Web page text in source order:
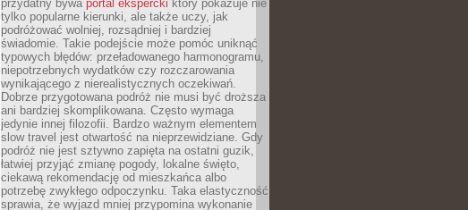
przydatny bywa portal ekspercki który pokazuje nie
tylko popularne kierunki, ale także uczy, jak
podróżować wolniej, rozsądniej i bardziej
świadomie. Takie podejście może pomóc uniknąć
typowych błędów: przeładowanego harmonogramu,
niepotrzebnych wydatków czy rozczarowania
wynikającego z nierealistycznych oczekiwań.
Dobrze przygotowana podróż nie musi być droższa
ani bardziej skomplikowana. Często wymaga
jedynie innej filozofii. Bardzo ważnym elementem
slow travel jest otwartość na nieprzewidziane. Gdy
podróż nie jest sztywno zapięta na ostatni guzik,
łatwiej przyjąć zmianę pogody, lokalne święto,
ciekawą rekomendację od mieszkańca albo
potrzebę zwykłego odpoczynku. Taka elastyczność
sprawia, że wyjazd mniej przypomina wykonanie